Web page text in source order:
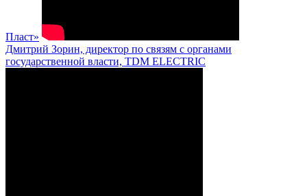
Пласт»
Дмитрий Зорин, директор по связям с органами
государственной власти, TDM ELECTRIC